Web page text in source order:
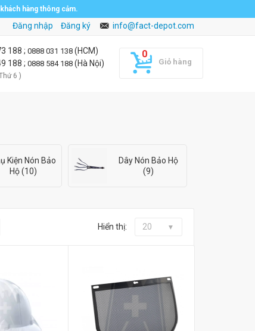
hàng thông cảm.
Đăng nhập Đăng ký info@fact-depot.com
Giỏ hàng
188 ; 0888 031 138 (HCM)
188 ; 0888 584 188 (Hà Nội)
6 )
Kiện Nón Bảo
Hộ (10)
Dây Nón Bảo Hộ
(9)
Hiển thị: 20